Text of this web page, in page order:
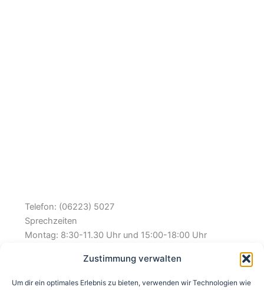
Zustimmung verwalten
Um dir ein optimales Erlebnis zu bieten, verwenden wir Technologien wie
Telefon: (06223) 5027
Sprechzeiten
Montag: 8:30-11.30 Uhr und 15:00-18:00 Uhr
Mittwoch: 8:30-11:30 Uhr
Donnerstag: 8:30-11:30 Uhr und 15:00-18:00 Uhr